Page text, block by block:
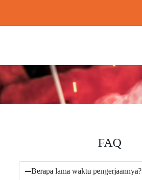
FAQ
Berapa lama waktu pengerjaannya?